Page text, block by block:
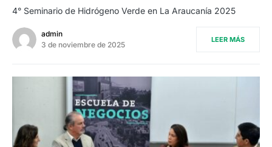
4° Seminario de Hidrógeno Verde en La Araucanía 2025
admin
3 de noviembre de 2025
LEER MÁS